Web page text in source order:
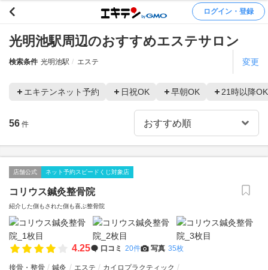
ログイン・登録
光明池駅周辺のおすすめエステサロン
検索条件 光明池駅 エステ 変更
エキテンネット予約 日祝OK 早朝OK 21時以降OK
56 件
店舗公式 ネット予約スピードくじ対象店
コリウス鍼灸整骨院
紹介した側もされた側も喜ぶ整骨院
4.25 口コミ 20件 写真 35枚
接骨・整骨 鍼灸 エステ
カイロプラクティック